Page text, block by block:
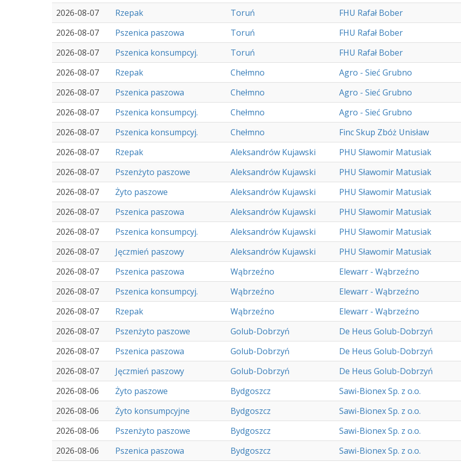
2026-08-07
Rzepak Toruń FHU Rafał Bober
2026-08-07
Pszenica paszowa Toruń FHU Rafał Bober
2026-08-07
Pszenica konsumpcyj. Toruń FHU Rafał Bober
2026-08-07
Rzepak Chełmno Agro - Sieć Grubno
2026-08-07
Pszenica paszowa Chełmno Agro - Sieć Grubno
2026-08-07
Pszenica konsumpcyj. Chełmno Agro - Sieć Grubno
2026-08-07
Pszenica konsumpcyj. Chełmno Finc Skup Zbóż Unisław
2026-08-07
Rzepak Aleksandrów Kujawski PHU Sławomir Matusiak
2026-08-07
Pszenżyto paszowe Aleksandrów Kujawski PHU Sławomir Matusiak
2026-08-07
Żyto paszowe Aleksandrów Kujawski PHU Sławomir Matusiak
2026-08-07
Pszenica paszowa Aleksandrów Kujawski PHU Sławomir Matusiak
2026-08-07
Pszenica konsumpcyj. Aleksandrów Kujawski PHU Sławomir Matusiak
2026-08-07
Jęczmień paszowy Aleksandrów Kujawski PHU Sławomir Matusiak
2026-08-07
Pszenica paszowa Wąbrzeźno Elewarr - Wąbrzeźno
2026-08-07
Pszenica konsumpcyj. Wąbrzeźno Elewarr - Wąbrzeźno
2026-08-07
Rzepak Wąbrzeźno Elewarr - Wąbrzeźno
2026-08-07
Pszenżyto paszowe Golub-Dobrzyń De Heus Golub-Dobrzyń
2026-08-07
Pszenica paszowa Golub-Dobrzyń De Heus Golub-Dobrzyń
2026-08-07
Jęczmień paszowy Golub-Dobrzyń De Heus Golub-Dobrzyń
2026-08-06
Żyto paszowe Bydgoszcz Sawi-Bionex Sp. z o.o.
2026-08-06
Żyto konsumpcyjne Bydgoszcz Sawi-Bionex Sp. z o.o.
2026-08-06
Pszenżyto paszowe Bydgoszcz Sawi-Bionex Sp. z o.o.
2026-08-06
Pszenica paszowa Bydgoszcz Sawi-Bionex Sp. z o.o.